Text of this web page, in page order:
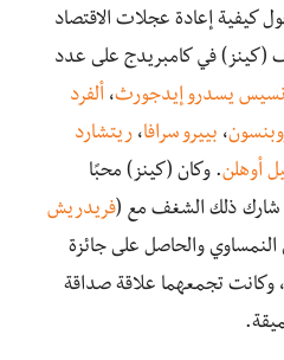
كيفية إعادة عجلات الاقتصاد
( كينز) في كامبريدج على عدد
يسدرو إيدجورث، ألفرد
، بييرو سرافا، ريتشارد
أوهلن. وكان ( كينز) محبًا
شارك ذلك الشغف مع (فريدريش
النمساوي والحاصل على جائزة
وكانت تجمعهما علاقة صداقة
.